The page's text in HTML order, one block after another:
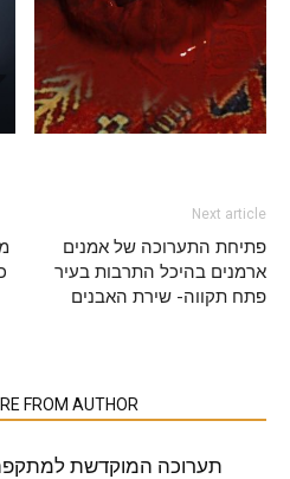
Next article
פתיחת התערוכה של אמנים
ארמנים בהיכל התרבות בעיר
פתח תקווה- שירת האבנים
FROM AUTHOR